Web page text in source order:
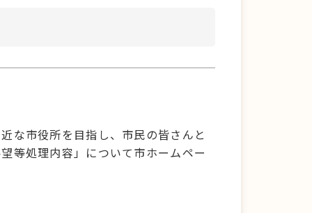
な市役所を目指し、市民の皆さんと
等処理内容」について市ホームペー